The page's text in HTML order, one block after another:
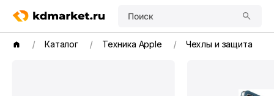
Поиск
Каталог Техника Apple Чехлы и защита